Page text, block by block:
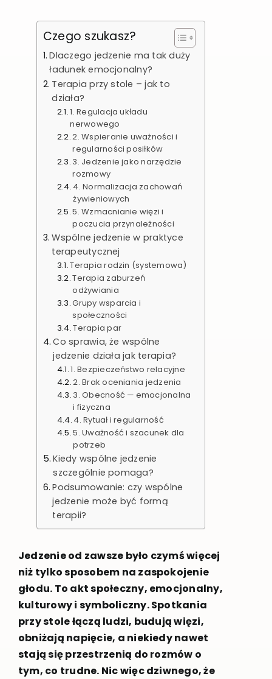
Czego szukasz?
Dlaczego jedzenie ma tak duży
ładunek emocjonalny?
Terapia przy stole – jak to
działa?
1. Regulacja układu
nerwowego
2. Wspieranie uważności i
regularności posiłków
3. Jedzenie jako narzędzie
rozmowy
4. Normalizacja zachowań
żywieniowych
5. Wzmacnianie więzi i
poczucia przynależności
Wspólne jedzenie w praktyce
terapeutycznej
Terapia rodzin (systemowa)
Terapia zaburzeń
odżywiania
Grupy wsparcia i
społeczności
Terapia par
Co sprawia, że wspólne
jedzenie działa jak terapia?
1. Bezpieczeństwo relacyjne
2. Brak oceniania jedzenia
3. Obecność — emocjonalna
i fizyczna
4. Rytuał i regularność
5. Uważność i szacunek dla
potrzeb
Kiedy wspólne jedzenie
szczególnie pomaga?
Podsumowanie: czy wspólne
jedzenie może być formą
terapii?
Jedzenie od zawsze było czymś więcej
niż tylko sposobem na zaspokojenie
głodu. To akt społeczny, emocjonalny,
kulturowy i symboliczny. Spotkania
przy stole łączą ludzi, budują więzi,
obniżają napięcie, a niekiedy nawet
stają się przestrzenią do rozmów o
tym, co trudne. Nic więc dziwnego, że